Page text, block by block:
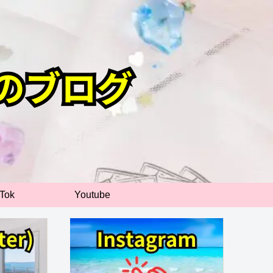
Youtube